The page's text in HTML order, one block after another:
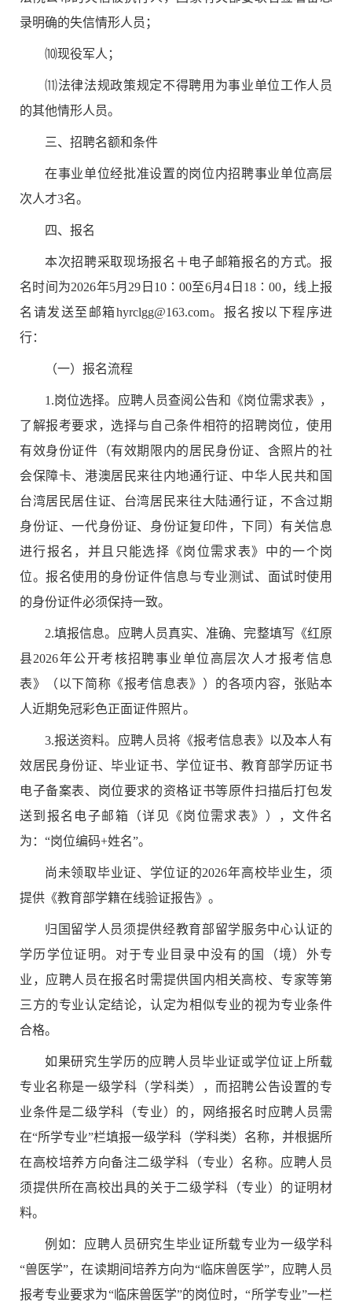
录明确的失信情形人员；
⑽现役军人；
⑾法律法规政策规定不得聘用为事业单位工作人员
的其他情形人员。
三、招聘名额和条件
在事业单位经批准设置的岗位内招聘事业单位高层
次人才3名。
四、报名
本次招聘采取现场报名＋ 电子邮箱报名的方式。报
名时间为2026年5月 29 日 10∶00至6月4 日 18∶00，线上报
名请发送至邮箱hyrclgg@163.com。 报名按以下程序进
行：
（一）报名流程
1.岗位选择。应聘人员查阅公告和 《岗位需求表》 ，
了解报考要求，选择与自己条件相符的招聘岗位，使用
有效身份证件（有效期限内的居民身份证、含照片的社
会保障卡、港澳居民来往内地通行证、中华人民共和国
台湾居民居住证、台湾居民来往大陆通行证，不含过期
身份证、一代身份证、身份证复印件，下同）有关信息
进行报名，并且只能选择 《岗位需求表》 中的一个岗
位。报名使用的身份证件信息与专业测试、面试时使用
的身份证件必须保持一致。
2.填报信息。应聘人员真实、准确、完整填写《红原
县2026年公开考核招聘事业单位高层次人才报考信息
表》（以下简称《报考信息表》）的各项内容，张贴本
人近期免冠彩色正面证件照片。
3.报送资料。应聘人员将《报考信息表》以及本人有
效居民身份证、毕业证书、学位证书、教育部学历证书
电子备案表、岗位要求的资格证书等原件扫描后打包发
送到报名电子邮箱（详见 《岗位需求表》 ），文件名
为： “岗位编码+姓名”。
尚未领取毕业证、学位证的2026年高校毕业生，须
提供《教育部学籍在线验证报告》。
归国留学人员须提供经教育部留学服务中心认证的
学历学位证明。对于专业目录中没有的国（境）外专
业，应聘人员在报名时需提供国内相关高校、专家等第
三方的专业认定结论，认定为相似专业的视为专业条件
合格。
如果研究生学历的应聘人员毕业证或学位证上所载
专业名称是一级学科（学科类），而招聘公告设置的专
业条件是二级学科（专业）的，网络报名时应聘人员需
在“所学专业”栏填报一级学科（学科类）名称，并根据所
在高校培养方向备注二级学科（专业）名称。应聘人员
须提供所在高校出具的关于二级学科（专业）的证明材
料。
例如：应聘人员研究生毕业证所载专业为一级学科
“兽医学”，在读期间培养方向为“ 临床兽医学”，应聘人员
报考专业要求为“临床兽医学”的岗位时，“所学专业”一栏